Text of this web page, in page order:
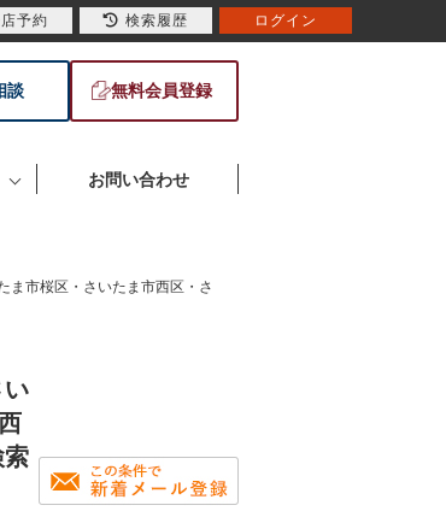
談 無料会員登録
お問い合わせ
ま市桜区・さいたま市西区・さ
い
索
予約 検索履歴 ログイン